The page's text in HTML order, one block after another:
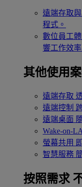
遠端存取
程式。
數位員工
響工作效率
其他使用案
遠端存取
遠端控制
遠端桌面
Wake-on-
螢幕共用
智慧服務
按照需求